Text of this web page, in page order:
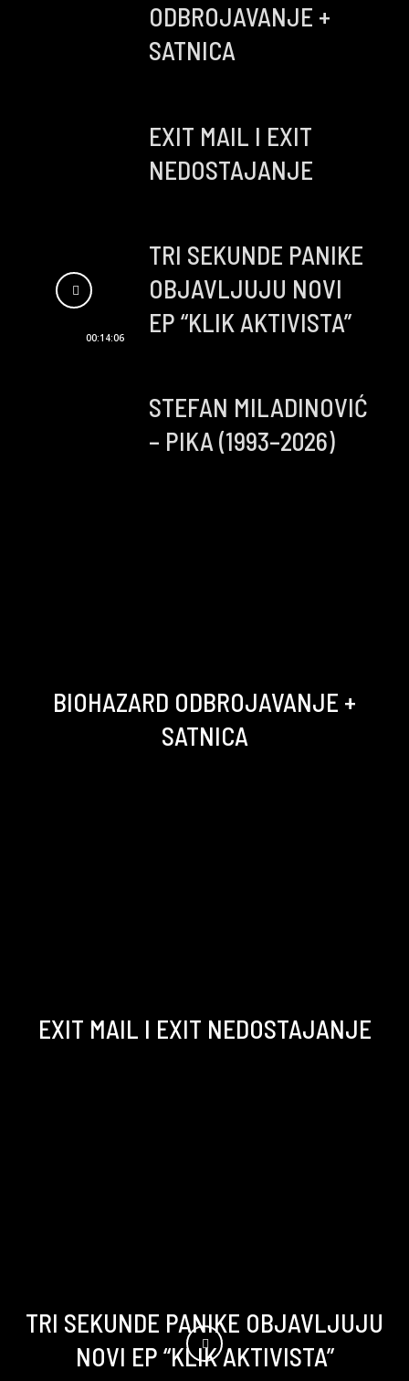
ODBROJAVANJE +
SATNICA
EXIT MAIL I EXIT
NEDOSTAJANJE
00:14:06
TRI SEKUNDE PANIKE
OBJAVLJUJU NOVI
EP “KLIK AKTIVISTA”
STEFAN MILADINOVIĆ
– PIKA (1993–2026)
BIOHAZARD ODBROJAVANJE +
SATNICA
EXIT MAIL I EXIT NEDOSTAJANJE
TRI SEKUNDE PANIKE OBJAVLJUJU
NOVI EP “KLIK AKTIVISTA”